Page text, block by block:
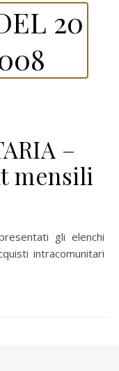
20
–
mensili
intracomunitari